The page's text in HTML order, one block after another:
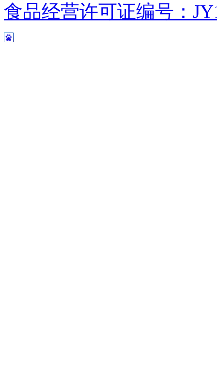
食品经营许可证编号：